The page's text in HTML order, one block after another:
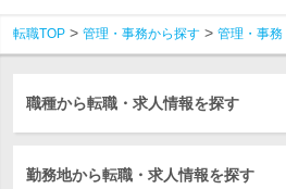
転職TOP 管理・事務から探す 管理・事務
職種から転職・求人情報を探す
勤務地から転職・求人情報を探す